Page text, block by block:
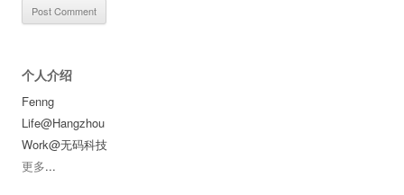
个人介绍
Fenng
Life@Hangzhou
Work@无码科技
更多...